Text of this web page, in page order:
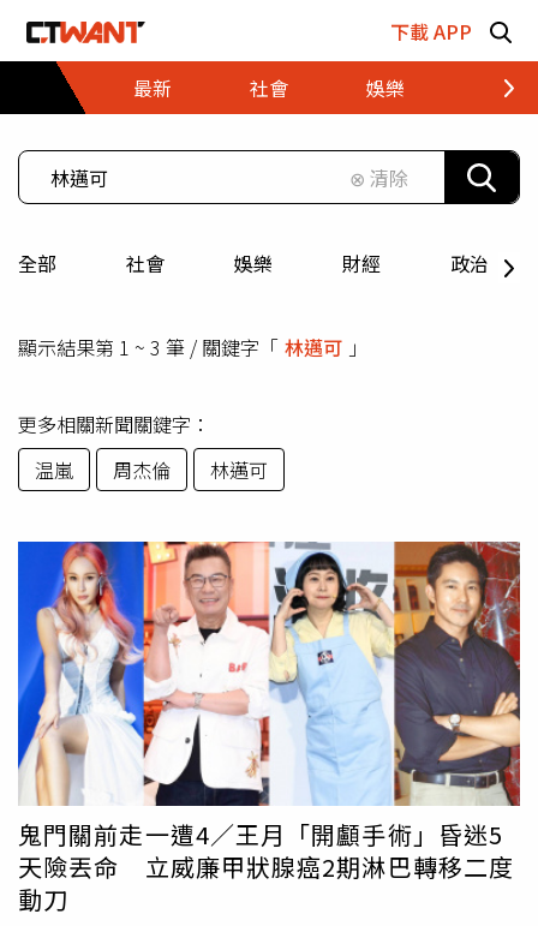
下載 APP
最新
社會 娛樂 財經
⊗ 清除
全部 社會 娛樂 財經 政治
顯示結果第 1 ~ 3 筆 / 關鍵字「 林邁可 」
更多相關新聞關鍵字：
温嵐
周杰倫 林邁可
鬼門關前走一遭4／王月「開顱手術」昏迷5
天險丟命 立威廉甲狀腺癌2期淋巴轉移二度
動刀